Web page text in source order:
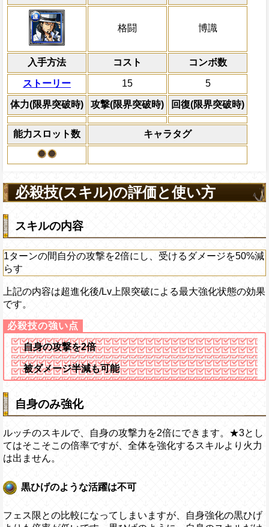
格闘 博識
入手方法 コスト コンボ数
ストーリー 15 5
体力(限界突破時) 攻撃(限界突破時) 回復(限界突破時)
能力スロット数 キャラタグ
通常時
1ターンの間自分の攻撃を2倍にし、受け
上限突破
船長効果
冒険開始時の必殺タ
キャラの攻撃を
にし、他の属性キャ
必殺技
ターン数：8
敵1体のHPを25%減
体力の上限を無視し
×30倍の全プレイヤー
(最大体力の2倍上限
えている時、体力満
になる)、全プレイヤ
アクション
を30%下げ、博識タ
げる
速属性の攻撃を2倍、体力を1.2倍にする
Lv上限突破
必殺技(スキル)の評価と使い方
スキルの内容
1ターンの間自分の攻撃を2倍にし、受けるダメージを50%減
らす
上記の内容は超進化後/Lv上限突破による最大強化状態の効果
です。
自身の攻撃を2倍
被ダメージ半減も可能
自身のみ強化
ルッチのスキルで、自身の攻撃力を2倍にできます。★3とし
てはそこそこの倍率ですが、全体を強化するスキルより火力
は出ません。
黒ひげのような活躍は不可
フェス限との比較になってしまいますが、自身強化の黒ひげ